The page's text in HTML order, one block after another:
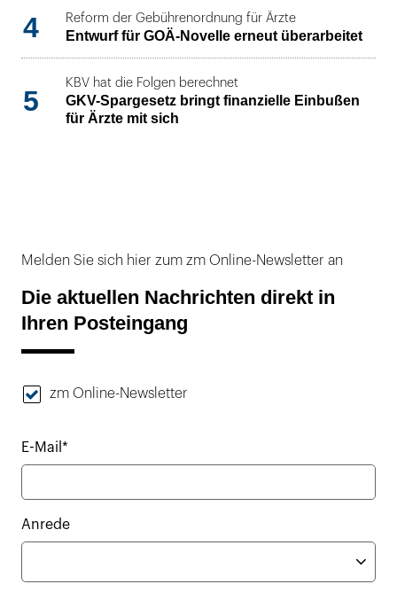
4 Reform der Gebührenordnung für Ärzte
Entwurf für GOÄ-Novelle erneut überarbeitet
5
KBV hat die Folgen berechnet
GKV-Spargesetz bringt finanzielle Einbußen
für Ärzte mit sich
Melden Sie sich hier zum zm Online-Newsletter an
Die aktuellen Nachrichten direkt in
Ihren Posteingang
zm Online-Newsletter
E-Mail*
Anrede